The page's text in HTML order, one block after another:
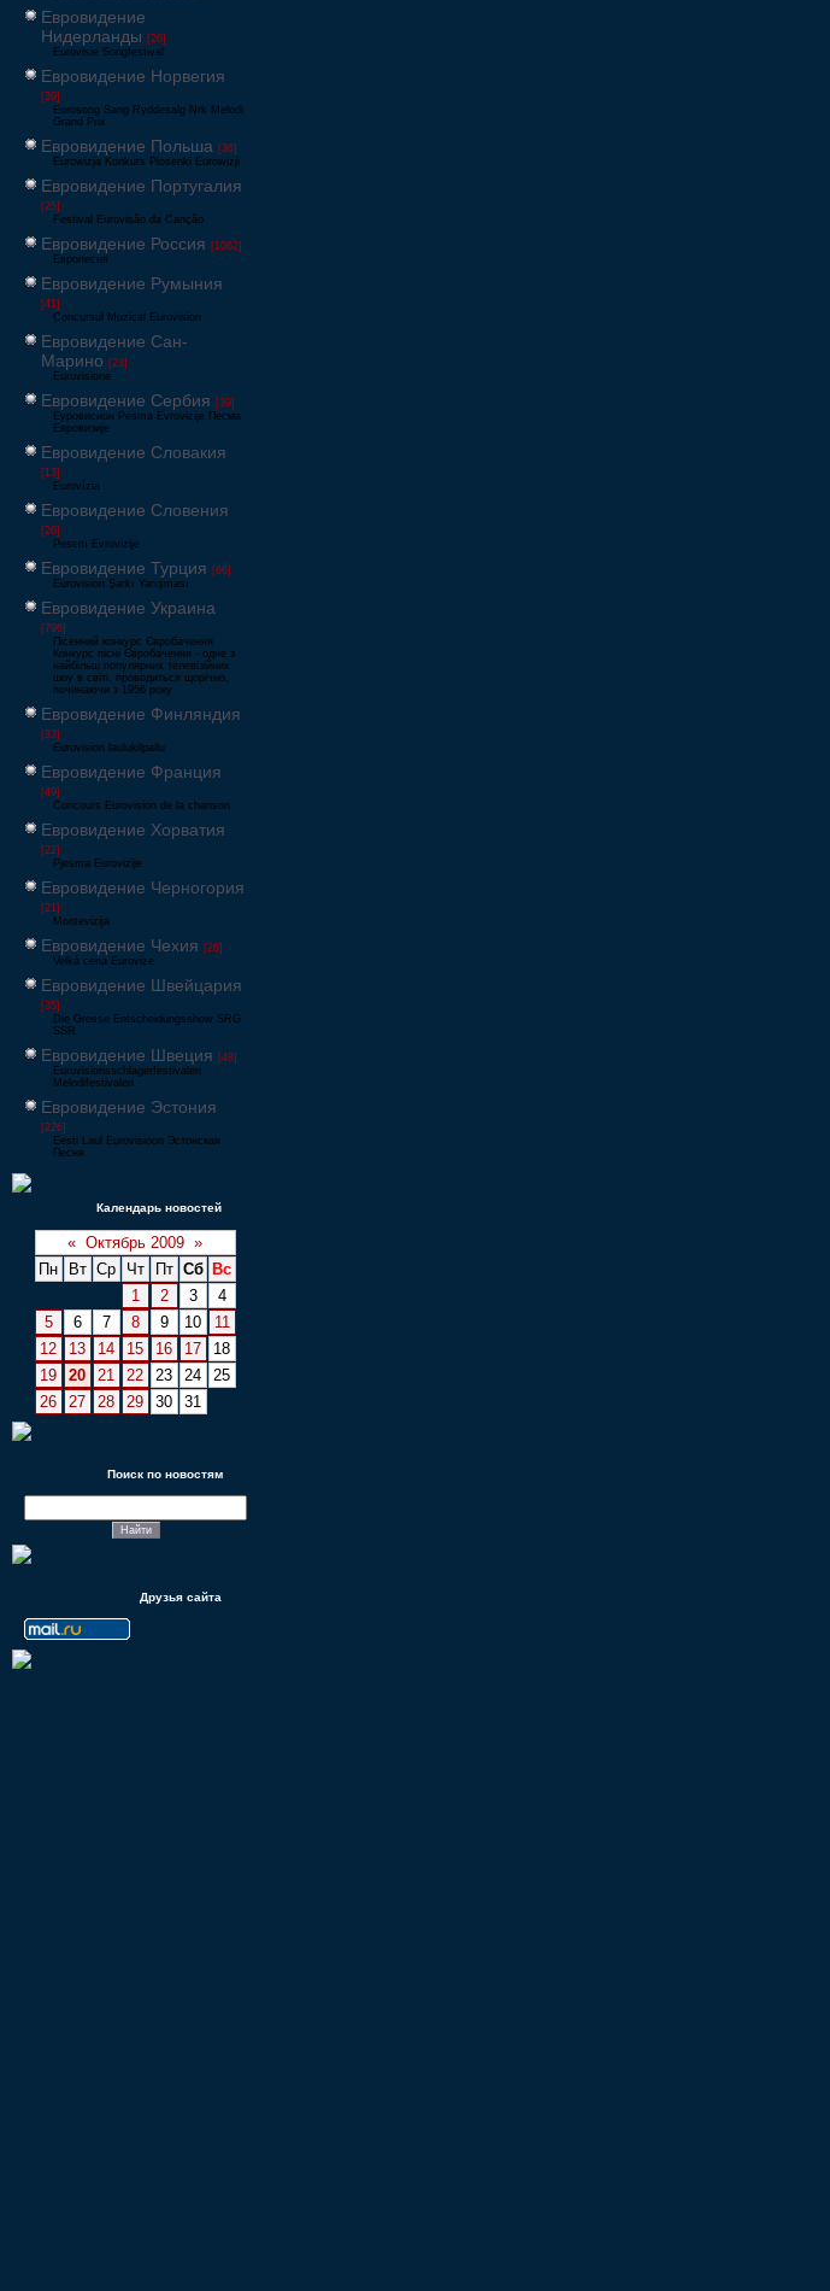
Евровидение
Нидерланды [26]
Eurovisie Songfestival
Евровидение Норвегия
[39]
Eurosong Sang Ryddesalg Nrk Melodi
Grand Prix
Евровидение Польша [36]
Eurowizja Konkurs Piosenki Eurowizji
Евровидение Португалия
[25]
Festival Eurovisão da Canção
Евровидение Россия [1062]
Европесня
Евровидение Румыния
[41]
Concursul Muzical Eurovision
Евровидение Сан-
Марино [23]
Eurovisione
Евровидение Сербия [39]
Еуровисион Pesma Evrovizije Песма
Евровизије
Евровидение Словакия
[13]
Eurovízia
Евровидение Словения
[26]
Pesem Evrovizije
Евровидение Турция [66]
Eurovision Şarkı Yarışması
Евровидение Украина
[796]
Пісенний конкурс Євробачення
Конкурс пісні Євробачення - одне з
найбільш популярних телевізійних
шоу в світі, проводиться щорічно,
починаючи з 1956 року
Евровидение Финляндия
[33]
Eurovision laulukilpailu
Евровидение Франция
[49]
Concours Eurovision de la chanson
Евровидение Хорватия
[22]
Pjesma Eurovizije
Евровидение Черногория
[21]
Montevizija
Евровидение Чехия [26]
Velká cena Eurovize
Евровидение Швейцария
[35]
Die Grosse Entscheidungsshow SRG
SSR
Евровидение Швеция [48]
Eurovisionsschlagerfestivalen
Melodifestivalen
Евровидение Эстония
[226]
Eesti Laul Eurovisioon Эстонская
Песня
Календарь новостей
« Октябрь 2009 »
Пн
Вт Ср Чт Пт Сб
Вс
1
2 3
4
5
6 7 8 9 10
11
12
13 14 15 16 17
18
19
20 21 22 23 24
25
26
27 28 29 30 31
Поиск по новостям
Друзья сайта